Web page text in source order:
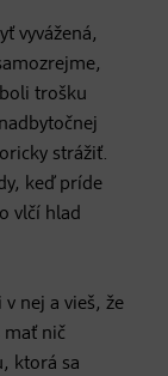
vyvážená,
trošku
strážiť.
keď príde
vlčí hlad
nej a vieš, že
mať nič
ktorá sa